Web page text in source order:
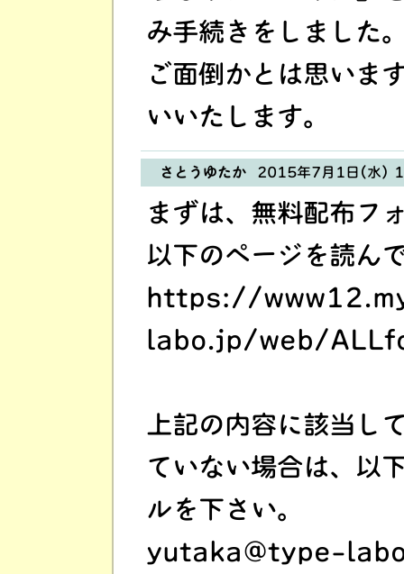
み手続きをしました
ご面倒かとは思いま
いいたします。
さとうゆたか 2015年7月1日(水)
まずは、無料配布フ
以下のページを読ん
https://
labo.jp/web/
上記の内容に該当し
ていない場合は、以
ルを下さい。
yutaka@type-